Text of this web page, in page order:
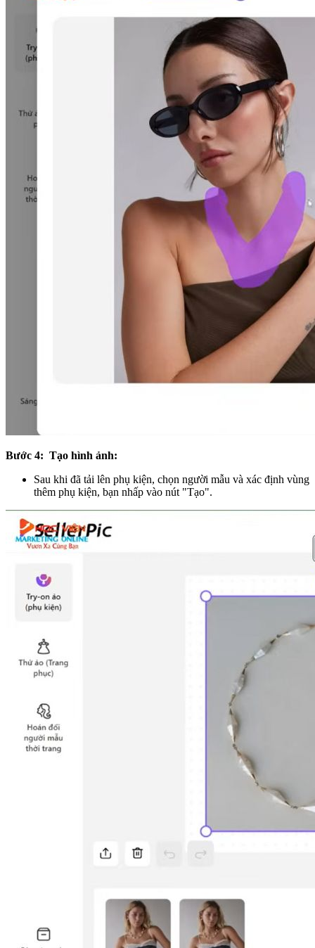
Bước 4: Tạo hình ảnh:
Sau khi đã tải lên phụ kiện, chọn người mẫu và xác định vùng
thêm phụ kiện, bạn nhấp vào nút "Tạo".